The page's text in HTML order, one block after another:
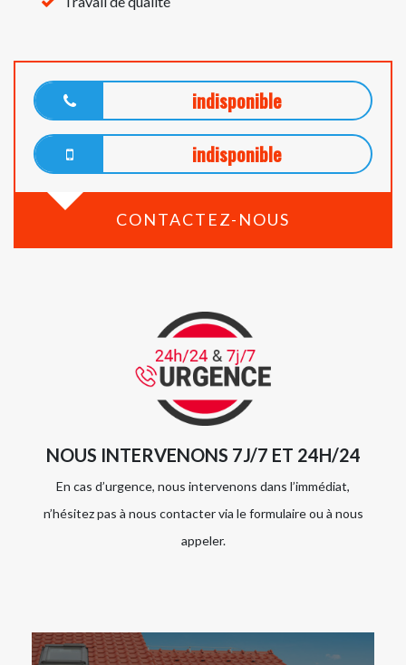
indisponible
indisponible
CONTACTEZ-NOUS
NOUS INTERVENONS 7J/7 ET 24H/24
En cas d’urgence, nous intervenons dans l’immédiat,
n’hésitez pas à nous contacter via le formulaire ou à nous
appeler.